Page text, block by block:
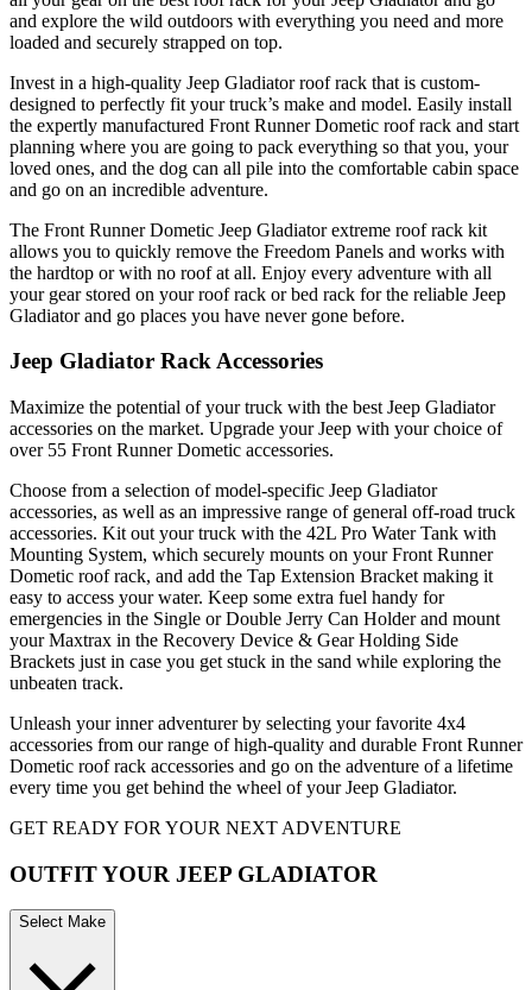
and explore the wild outdoors with everything you need and more
loaded and securely strapped on top.
Invest in a high-quality Jeep Gladiator roof rack that is custom-
designed to perfectly fit your truck’s make and model. Easily install
the expertly manufactured Front Runner Dometic roof rack and start
planning where you are going to pack everything so that you, your
loved ones, and the dog can all pile into the comfortable cabin space
and go on an incredible adventure.
The Front Runner Dometic Jeep Gladiator extreme roof rack kit
allows you to quickly remove the Freedom Panels and works with
the hardtop or with no roof at all. Enjoy every adventure with all
your gear stored on your roof rack or bed rack for the reliable Jeep
Gladiator and go places you have never gone before.
Jeep Gladiator Rack Accessories
Maximize the potential of your truck with the best Jeep Gladiator
accessories on the market. Upgrade your Jeep with your choice of
over 55 Front Runner Dometic accessories.
Choose from a selection of model-specific Jeep Gladiator
accessories, as well as an impressive range of general off-road truck
accessories. Kit out your truck with the 42L Pro Water Tank with
Mounting System, which securely mounts on your Front Runner
Dometic roof rack, and add the Tap Extension Bracket making it
easy to access your water. Keep some extra fuel handy for
emergencies in the Single or Double Jerry Can Holder and mount
your Maxtrax in the Recovery Device & Gear Holding Side
Brackets just in case you get stuck in the sand while exploring the
unbeaten track.
Unleash your inner adventurer by selecting your favorite 4x4
accessories from our range of high-quality and durable Front Runner
Dometic roof rack accessories and go on the adventure of a lifetime
every time you get behind the wheel of your Jeep Gladiator.
GET READY FOR YOUR NEXT ADVENTURE
OUTFIT YOUR JEEP GLADIATOR
Select Make